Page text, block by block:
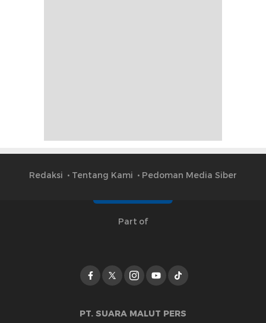
Redaksi Tentang Kami Pedoman Media Siber
Part of
PT. SUARA MALUT PERS